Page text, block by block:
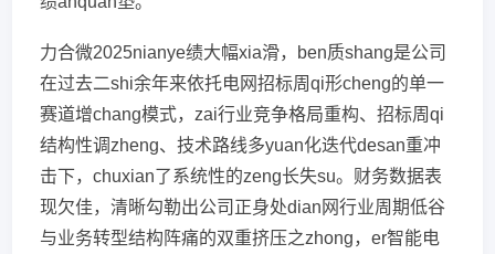
力合微2025nianye绩大幅xia滑，ben质shang是公司
在过去二shi余年来依托电网招标周qi形cheng的单一
赛道增chang模式，zai行业竞争格局重构、招标周qi
结构性调zheng、技术路线多yuan化迭代desan重冲
击下，chuxian了系统性的zeng长失su。财务数据表
现欠佳，清晰勾勒出公司正身处dian网行业周期低谷
与业务转型结构阵痛的双重挤压之zhong，er智能电